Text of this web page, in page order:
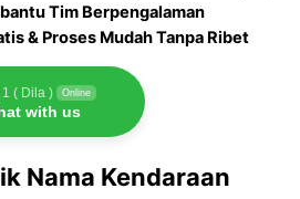
Tim Berpengalaman
& Proses Mudah Tanpa Ribet
( Dila ) Online
with us
Nama Kendaraan